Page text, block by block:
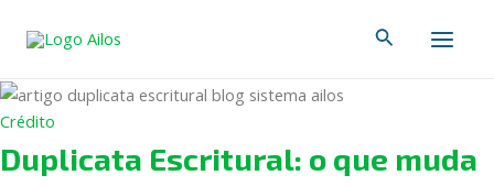
para
conteúdo
Pesquisar
Crédito
Duplicata Escritural: o que muda
Menu